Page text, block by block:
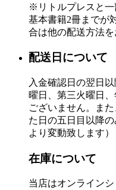
※リトルプレスと一
基本書籍2冊までが
合は他の配送方法を
配送日について
入金確認日の翌日
曜日、第三火曜日
ございません。ま
た日の五日目以降
より変動致します
在庫について
当店はオンライン